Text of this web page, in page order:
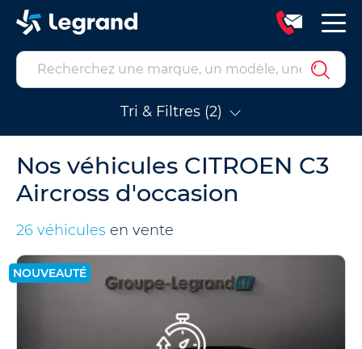
Tri & Filtres (2)
Nos véhicules CITROEN C3
Aircross d'occasion
26 véhicules en vente
NOUVEAUTÉ